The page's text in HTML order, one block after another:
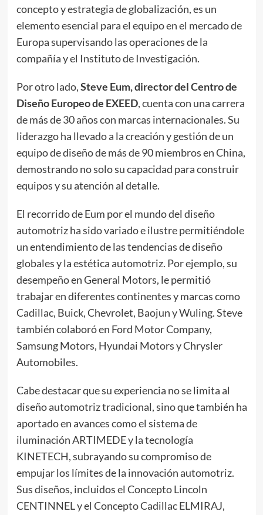
concepto y estrategia de globalización, es un
elemento esencial para el equipo en el mercado de
Europa supervisando las operaciones de la
compañía y el Instituto de Investigación.
Por otro lado,Steve Eum, director del Centro de
Diseño Europeo de EXEED, cuenta con una carrera
de más de 30 años con marcas internacionales. Su
liderazgo ha llevado a la creación y gestión de un
equipo de diseño de más de 90 miembros en China,
demostrando no solo su capacidad para construir
equipos y su atención al detalle.
El recorrido de Eum por el mundo del diseño
automotriz ha sido variado e ilustre permitiéndole
un entendimiento de las tendencias de diseño
globales y la estética automotriz. Por ejemplo, su
desempeño en General Motors, le permitió
trabajar en diferentes continentes y marcas como
Cadillac, Buick, Chevrolet, Baojun y Wuling. Steve
también colaboró en Ford Motor Company,
Samsung Motors, Hyundai Motors y Chrysler
Automobiles.
Cabe destacar que su experiencia no se limita al
diseño automotriz tradicional, sino que también ha
aportado en avances como el sistema de
iluminación ARTIMEDE y la tecnología
KINETECH, subrayando su compromiso de
empujar los límites de la innovación automotriz.
Sus diseños, incluidos el Concepto Lincoln
CENTINNEL y el Concepto Cadillac ELMIRAJ,